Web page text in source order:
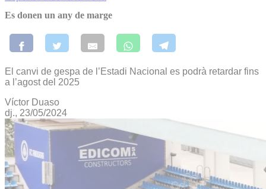
Es donen un any de marge
El canvi de gespa de l’Estadi Nacional es podrà retardar fins
a l’agost del 2025
Víctor Duaso
dj., 23/05/2024